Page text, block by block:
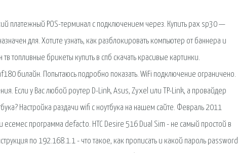
платежный POS-терминал с подключением через. Купить pax sp30 —
для. Хотите узнать, как разблокировать компьютер от баннера и
топливные брикеты купить в спб скачать красивые картинки.
билайн. Попытаюсь подробно показать. WiFi подключение ограничено.
Если у Вас любой роутер D-Link, Asus, Zyxel или TP-Link, а провайдер
Настройка раздачи wifi с ноутбука на нашем сайте. Февраль 2011
программа defacto. HTC Desire 516 Dual Sim - не самый простой в
по 192.168.1.1 - что такое, как прописать и какой пароль password